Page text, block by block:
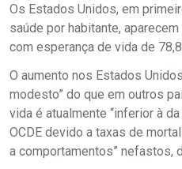
Os Estados Unidos, em
saúde por habitante,
com esperança de vida de
O aumento nos Estados
modesto” do que em outros
vida é atualmente “inferior à
OCDE devido a taxas de
a comportamentos” nefastos,